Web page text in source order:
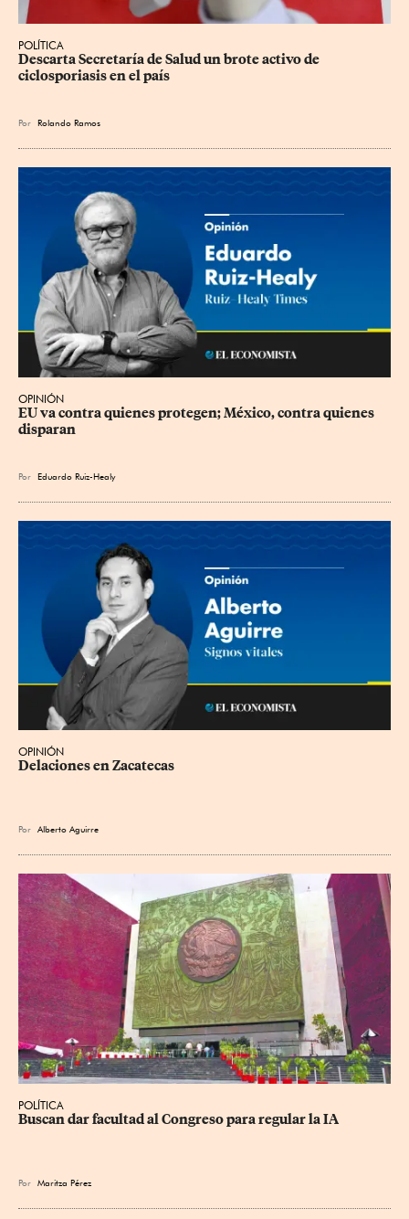
POLÍTICA
Descarta Secretaría de Salud un brote activo de
ciclosporiasis en el país
Por Rolando Ramos
OPINIÓN
EU va contra quienes protegen; México, contra quienes
disparan
Por Eduardo Ruiz-Healy
OPINIÓN
Delaciones en Zacatecas
Por Alberto Aguirre
POLÍTICA
Buscan dar facultad al Congreso para regular la IA
Por Maritza Pérez